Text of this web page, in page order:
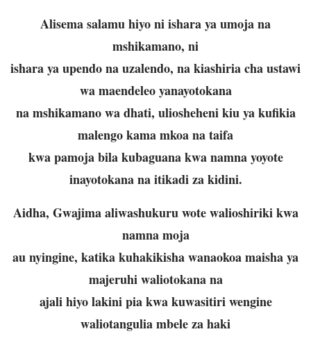
Alisema salamu hiyo ni ishara ya umoja na
mshikamano, ni
ishara ya upendo na uzalendo, na kiashiria cha ustawi
wa maendeleo yanayotokana
na mshikamano wa dhati, uliosheheni kiu ya kufikia
malengo kama mkoa na taifa
kwa pamoja bila kubaguana kwa namna yoyote
inayotokana na itikadi za kidini.
Aidha, Gwajima aliwashukuru wote walioshiriki kwa
namna moja
au nyingine, katika kuhakikisha wanaokoa maisha ya
majeruhi waliotokana na
ajali hiyo lakini pia kwa kuwasitiri wengine
waliotangulia mbele za haki